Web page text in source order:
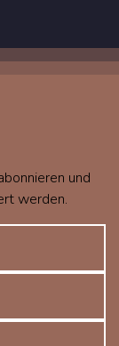
und
werden.